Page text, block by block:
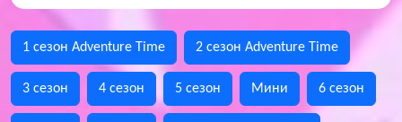
1 сезон Adventure Time 2 сезон Adventure Time
3 сезон 4 сезон 5 сезон Мини 6 сезон